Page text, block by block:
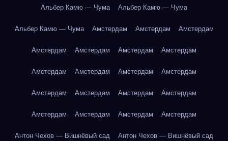
Альбер Камю — Чума Альбер Камю — Чума
Альбер Камю — Чума Амстердам Амстердам Амстердам
Амстердам Амстердам Амстердам Амстердам
Амстердам Амстердам Амстердам Амстердам
Амстердам Амстердам Амстердам Амстердам
Амстердам Амстердам Амстердам Амстердам
Антон Чехов — Вишнёвый сад Антон Чехов — Вишнёвый сад